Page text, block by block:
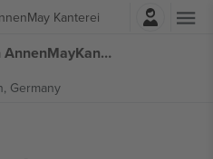
Kanterei
შესვლა
Parkbühne Wuhlheide with AnnenMayKantereit ბილეთი
Germany